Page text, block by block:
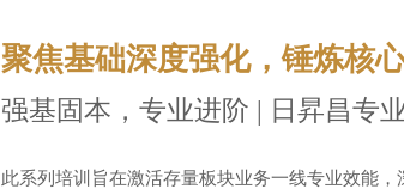
聚焦基础深度强化，锤炼核
强基固本，专业进阶 | 日昇昌专
此系列培训旨在激活存量板块业务一线专业效能